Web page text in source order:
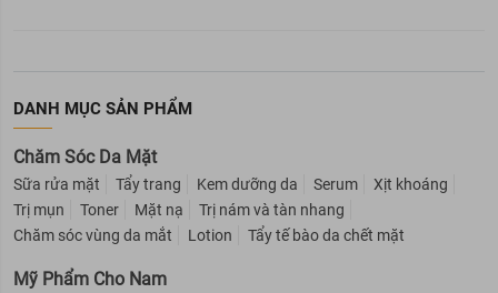
DANH MỤC SẢN PHẨM
Chăm Sóc Da Mặt
Sữa rửa mặt Tẩy trang Kem dưỡng da Serum
Xịt khoáng
Trị mụn
Toner Mặt nạ
Trị nám và tàn nhang
Chăm sóc vùng da mắt
Lotion Tẩy tế bào da chết mặt
Mỹ Phẩm Cho Nam